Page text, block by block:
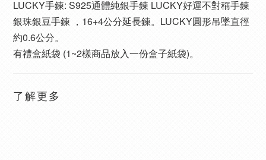
LUCKY手鍊: S925通體純銀手鍊 LUCKY好運不對稱手鍊
銀珠銀豆手鍊 ，16+4公分延長鍊。LUCKY圓形吊墜直徑
約0.6公分。
有禮盒紙袋 (1~2樣商品放入一份盒子紙袋)。
了解更多